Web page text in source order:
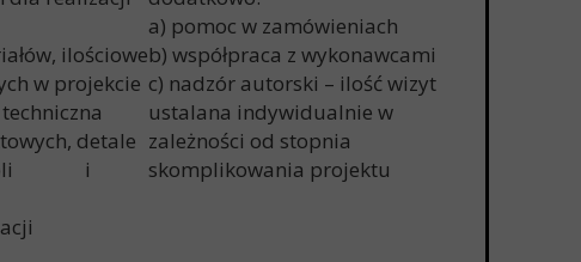
ilościowe
w projekcie
detale
mebli i
a) pomoc w zamówieniach
b) współpraca z wykonawcami
c) nadzór autorski – ilość wizyt
ustalana indywidualnie w
zależności od stopnia
skomplikowania projektu